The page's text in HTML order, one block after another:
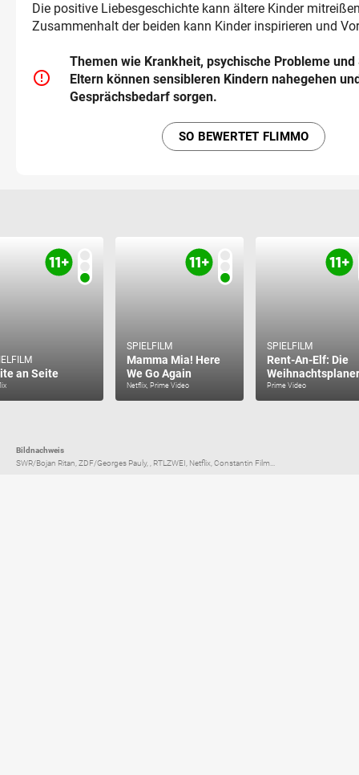
Die positive Liebesgeschichte kann ältere Kinder
Zusammenhalt der beiden kann Kinder inspirieren und
error_outline
Themen wie Krankheit, psychische Probleme und
Eltern können sensibleren Kindern nahegehen
Gesprächsbedarf sorgen.
SO BEWERTET FLIMMO
an Seite
SPIELFILM
Mamma Mia! Here
We Go Again
Netflix, Prime Video
SPIELFILM
Rent-An-Elf: Die
Weihnachtsplaner
Prime Video
Bildnachweis
SWR/Bojan Ritan, ZDF/Georges Pauly, , RTLZWEI, Netflix, Constantin Film...